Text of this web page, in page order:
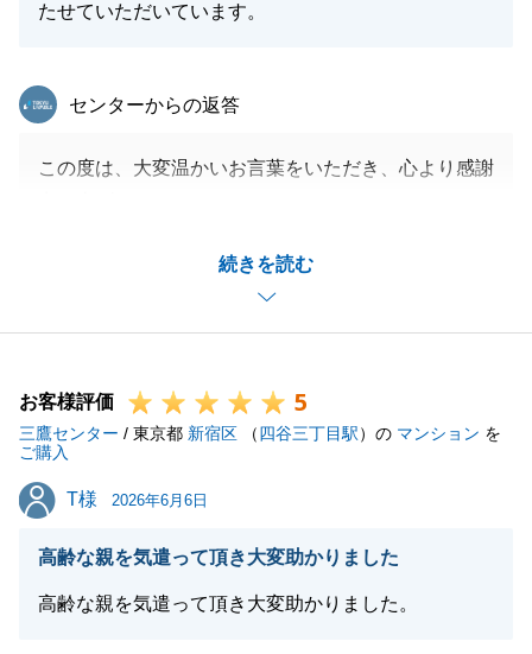
たせていただいています。
続きを読む
東急リバブル
センターからの返答
この度は、大変温かいお言葉をいただき、心より感謝
迅速かつ丁寧にご対応いただき、私どもの方のこそ大
言葉の壁もございましたが、ZOOMでの奥様のご協
ーズに手続きを進めることができました。
不動産の購入は、契約や引き渡しがゴールではなく、
そこから始まる新しい生活こそが本番だと考えており
ます。
日本での生活で困ったことなどがございましたら、い
つでも、どんな小さなことでもお気軽にご連絡下さ
お客様評価 5
三鷹センター / 東京都 新宿区 （四谷三丁目駅）の マンション を
ご購入
T様
T様 2026年6月6日
高齢な親を気遣って頂き大変助かりました
高齢な親を気遣って頂き大変助かりました。